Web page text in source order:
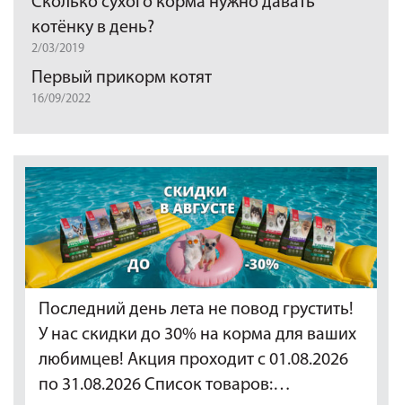
котёнку в день?
2/03/2019
Первый прикорм котят
16/09/2022
Последний день лета не повод грустить!
У нас скидки до 30% на корма для ваших
любимцев! Акция проходит с 01.08.2026
по 31.08.2026 Список товаров:…